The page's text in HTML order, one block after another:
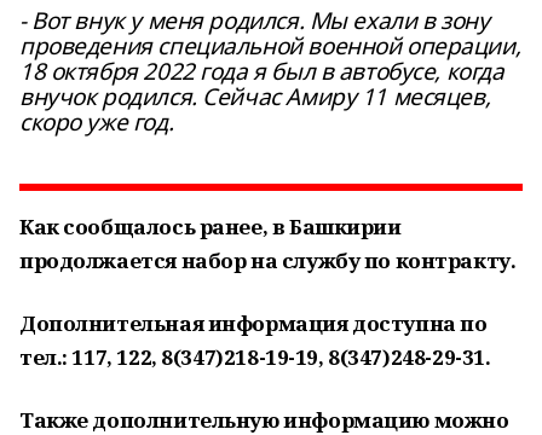
- Вот внук у меня родился. Мы ехали в зону
проведения специальной военной операции,
18 октября 2022 года я был в автобусе, когда
внучок родился. Сейчас Амиру 11 месяцев,
скоро уже год.
Как сообщалось ранее, в Башкирии
продолжается набор на службу по контракту.
Дополнительная информация доступна по
тел.: 117, 122, 8(347)218-19-19, 8(347)248-29-31.
Также дополнительную информацию можно